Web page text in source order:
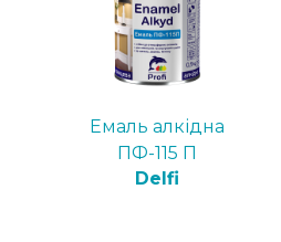
Емаль алкідна
ПФ-115 П
Delfi